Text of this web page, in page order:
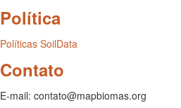
Política
Políticas SoilData
Contato
E-mail: contato@mapbiomas.org